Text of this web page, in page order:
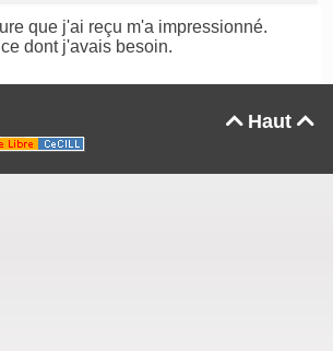
que j'ai reçu m'a impressionné.
dont j'avais besoin.
Haut 